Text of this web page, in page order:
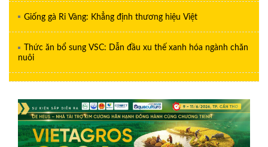
Giống gà Ri Vàng: Khẳng định thương hiệu Việt
Thức ăn bổ sung VSC: Dẫn đầu xu thế xanh hóa ngành chăn
nuôi